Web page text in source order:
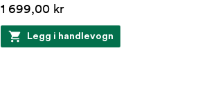
1 699,00 kr
Legg i handlevogn